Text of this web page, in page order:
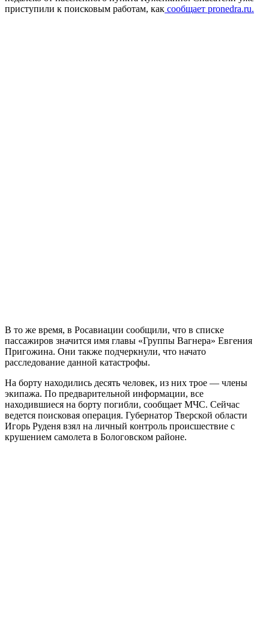
приступили к поисковым работам, как сообщает pronedra.ru.
В то же время, в Росавиации сообщили, что в списке
пассажиров значится имя главы «Группы Вагнера» Евгения
Пригожина. Они также подчеркнули, что начато
расследование данной катастрофы.
На борту находились десять человек, из них трое — члены
экипажа. По предварительной информации, все
находившиеся на борту погибли, сообщает МЧС. Сейчас
ведется поисковая операция. Губернатор Тверской области
Игорь Руденя взял на личный контроль происшествие с
крушением самолета в Бологовском районе.